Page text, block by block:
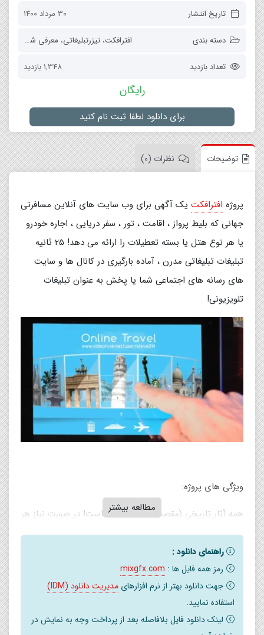
تاریخ انتشار ۳۰ مرداد ۱۴۰۰
دسته بندی افترافکت، تیزرتبلیغاتی، معرفی شغل
تعداد بازدید 1,348 بازدید
رایگان
برای دانلود لطفا ثبت نام کنید
توضیحات نظرات (0)
پروژه افترافکت یک آگهی برای وب سایت های آنلاین مسافرتی
جهانی که بلیط پرواز ، اقامت ، تور ، سفر دریایی ، اجاره خودرو
یا هر نوع هتل یا بسته تعطیلات را ارائه می دهد! ۲۵ ثانیه
تبلیغات تبلیغاتی مدرن ، آماده بارگیری در کانال ها و سایت
های رسانه های اجتماعی شما یا پخش به عنوان تبلیغات
تلویزیونی!
ویژگی های پروژه:
همه آثار تاریخی (مقصد) گنجانده شده است! در صورت نیاز هر
یک یا همه آنها را تعویض کنید. مکانهای برجسته: مجسمه
آزادی ، کلوزئوم ، پیزا ، برلین ، لیسبون ، تاج محل هند ، جزایر
یونانی ، لندن ، ایاصوفیا (ایاصوفیه) استانبول ، اهرام مکزیک و
مصر ، مسکو ، پاریس – برج ایفل ، ژاپن ، بالی ، سنگاپور و
تابستان / پیست های اسکی زمستانی
مطالعه بیشتر
راهنمای دانلود :
رمز همه فایل ها : mixgfx.com
جهت دانلود بهتر از نرم افزارهای مدیریت دانلود (IDM)
استفاده نمایید.
لینک دانلود فایل بلافاصله بعد از پرداخت وجه به نمایش در